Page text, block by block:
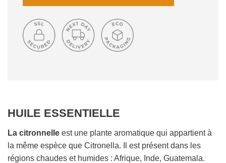
H
G
N
O
U
R
HUILE ESSENTIELLE
La citronnelle est une plante aromatique qui appartient à
la même espèce que Citronella. Il est présent dans les
régions chaudes et humides : Afrique, Inde, Guatemala.